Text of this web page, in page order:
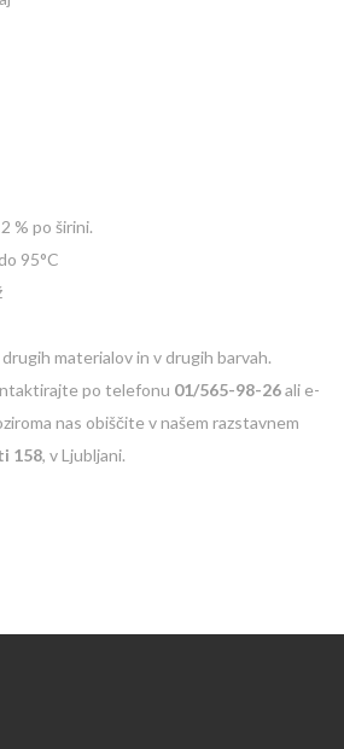
% po širini.
95°C
materialov in v drugih barvah.
po telefonu 01/565-98-26ali e-
nas obiščite v našem razstavnem
158, v Ljubljani.